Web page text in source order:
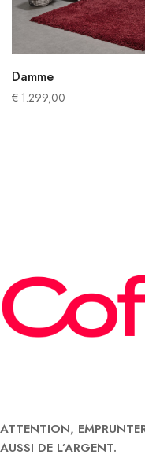
Damme
€ 1.299,00
ATTENTION,
AUSSI DE L’ARGENT.